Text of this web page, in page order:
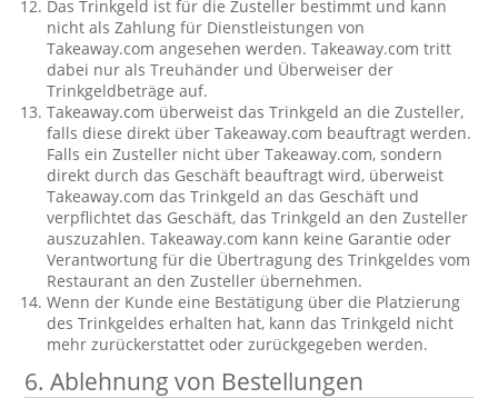
Das Trinkgeld ist für die Zusteller bestimmt und kann
nicht als Zahlung für Dienstleistungen von
Takeaway.com angesehen werden. Takeaway.com tritt
dabei nur als Treuhänder und Überweiser der
Trinkgeldbeträge auf.
Takeaway.com überweist das Trinkgeld an die Zusteller,
falls diese direkt über Takeaway.com beauftragt werden.
Falls ein Zusteller nicht über Takeaway.com, sondern
direkt durch das Geschäft beauftragt wird, überweist
Takeaway.com das Trinkgeld an das Geschäft und
verpflichtet das Geschäft, das Trinkgeld an den Zusteller
auszuzahlen. Takeaway.com kann keine Garantie oder
Verantwortung für die Übertragung des Trinkgeldes vom
Restaurant an den Zusteller übernehmen.
Wenn der Kunde eine Bestätigung über die Platzierung
des Trinkgeldes erhalten hat, kann das Trinkgeld nicht
mehr zurückerstattet oder zurückgegeben werden.
6. Ablehnung von Bestellungen